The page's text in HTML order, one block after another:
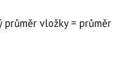
průměr vložky = průměr